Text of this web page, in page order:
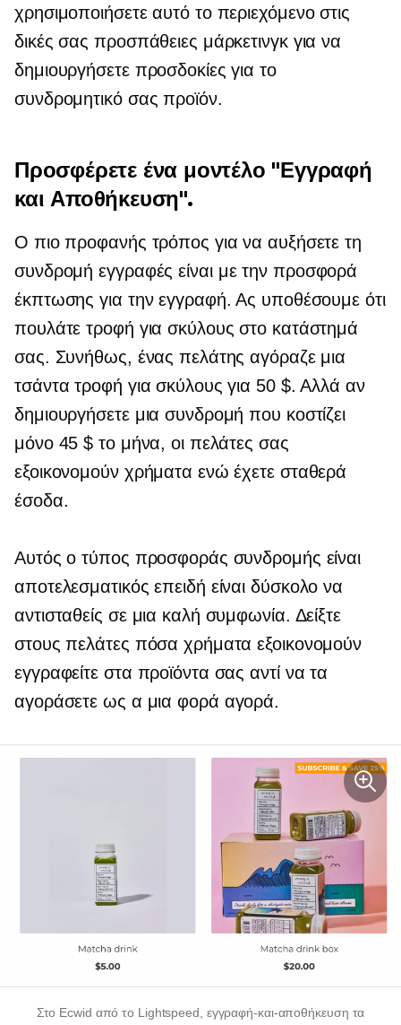
χρησιμοποιήσετε αυτό το περιεχόμενο στις
δικές σας προσπάθειες μάρκετινγκ για να
δημιουργήσετε προσδοκίες για το
συνδρομητικό σας προϊόν.
Προσφέρετε ένα μοντέλο "Εγγραφή
και Αποθήκευση".
Ο πιο προφανής τρόπος για να αυξήσετε τη
συνδρομήεγγραφές είναι με την προσφορά
έκπτωσης για την εγγραφή. Ας υποθέσουμε ότι
πουλάτε τροφή για σκύλους στο κατάστημά
σας. Συνήθως, ένας πελάτης αγόραζε μια
τσάντα τροφή για σκύλους για 50 $. Αλλά αν
δημιουργήσετε μια συνδρομή που κοστίζει
μόνο 45 $ το μήνα, οι πελάτες σας
εξοικονομούν χρήματα ενώ έχετε σταθερά
έσοδα.
Αυτός ο τύπος προσφοράς συνδρομής είναι
αποτελεσματικός επειδή είναι δύσκολο να
αντισταθείς σε μια καλή συμφωνία. Δείξτε
στους πελάτες πόσα χρήματα εξοικονομούν
εγγραφείτε στα προϊόντα σας αντί να τα
αγοράσετε ως α μια φορά αγορά.
Στο Ecwid από το Lightspeed, εγγραφή-και-αποθήκευση τα